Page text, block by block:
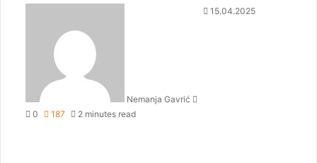
Nemanja Gavrić
15.04.2025
0 187 2 minutes read